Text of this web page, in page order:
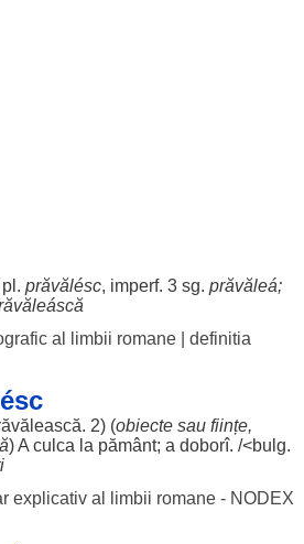
prăvălésc, imperf. 3 sg. prăvăleá;
al limbii romane| definitia
. 2) (obiectesau ființe,
) A culca la pământ; a doborî. /<bulg.
explicativ al limbii romane - NODEX